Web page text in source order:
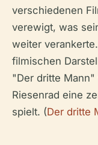
verschiedenen
verewigt, was
weiter
filmischen
"Der dritte Mann"
Riesenrad eine
spielt. (Der dritte